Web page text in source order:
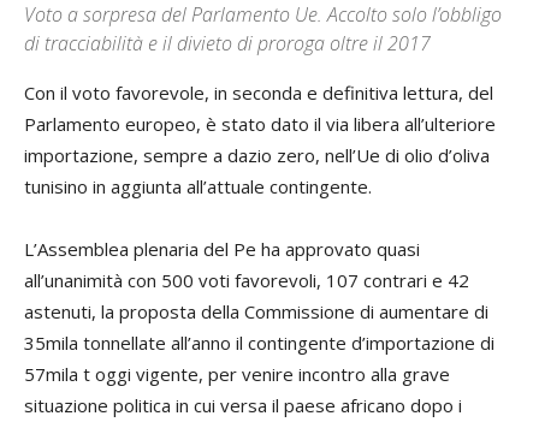
Voto a sorpresa del Parlamento Ue. Accolto solo l’obbligo
di tracciabilità e il divieto di proroga oltre il 2017
Con il voto favorevole, in seconda e definitiva lettura, del
Parlamento europeo, è stato dato il via libera all’ulteriore
importazione, sempre a dazio zero, nell’Ue di olio d’oliva
tunisino in aggiunta all’attuale contingente.
L’Assemblea plenaria del Pe ha approvato quasi
all’unanimità con 500 voti favorevoli, 107 contrari e 42
astenuti, la proposta della Commissione di aumentare di
35mila tonnellate all’anno il contingente d’importazione di
57mila t oggi vigente, per venire incontro alla grave
situazione politica in cui versa il paese africano dopo i